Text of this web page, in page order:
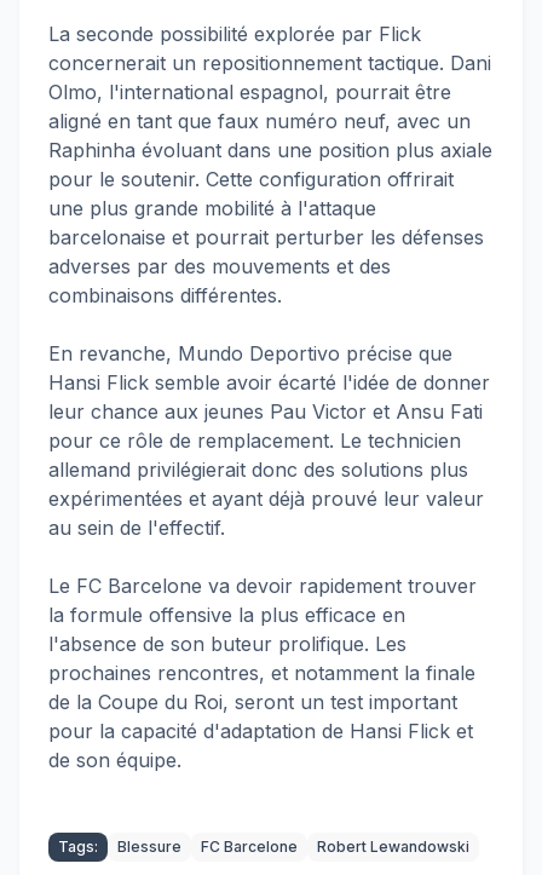
La seconde possibilité explorée par Flick
concernerait un repositionnement tactique. Dani
Olmo, l'international espagnol, pourrait être
aligné en tant que faux numéro neuf, avec un
Raphinha évoluant dans une position plus axiale
pour le soutenir. Cette configuration offrirait
une plus grande mobilité à l'attaque
barcelonaise et pourrait perturber les défenses
adverses par des mouvements et des
combinaisons différentes.
En revanche, Mundo Deportivo précise que
Hansi Flick semble avoir écarté l'idée de donner
leur chance aux jeunes Pau Victor et Ansu Fati
pour ce rôle de remplacement. Le technicien
allemand privilégierait donc des solutions plus
expérimentées et ayant déjà prouvé leur valeur
au sein de l'effectif.
Le FC Barcelone va devoir rapidement trouver
la formule offensive la plus efficace en
l'absence de son buteur prolifique. Les
prochaines rencontres, et notamment la finale
de la Coupe du Roi, seront un test important
pour la capacité d'adaptation de Hansi Flick et
de son équipe.
Tags: Blessure FC Barcelone Robert Lewandowski